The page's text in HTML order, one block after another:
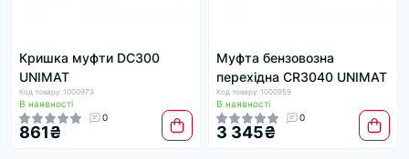
Кришка муфти DC300
UNIMAT
Код товару: 1000973
В наявності
0
861₴
Муфта бензовозна
перехідна CR3040 UNIMAT
Код товару: 1000959
В наявності
0
3 345₴